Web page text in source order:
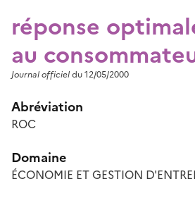
réponse
au
Journal officieldu 12/05/2000
Abréviation
ROC
Domaine
ÉCONOMIE ET GESTION